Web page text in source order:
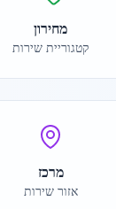
מחירון
קטגוריית שירות
מרכז
אזור שירות